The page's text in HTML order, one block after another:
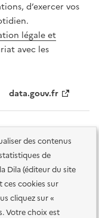
des contenus
de
Dila (éditeur du site
ces cookies sur
cliquez sur «
Votre choix est
d’exercer vos
légale et
avec les
data.gouv.fr
Accessibilité des